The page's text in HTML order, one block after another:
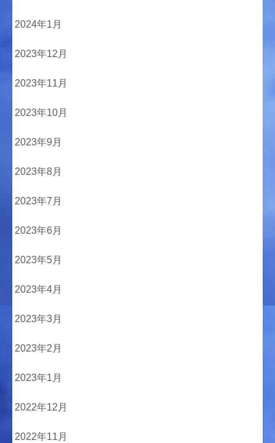
2024年1月
2023年12月
2023年11月
2023年10月
2023年9月
2023年8月
2023年7月
2023年6月
2023年5月
2023年4月
2023年3月
2023年2月
2023年1月
2022年12月
2022年11月